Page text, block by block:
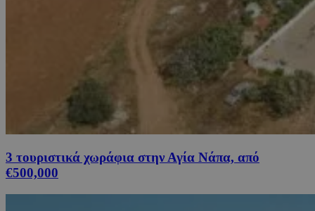
3 τουριστικά χωράφια στην Αγία Νάπα, από
€500,000